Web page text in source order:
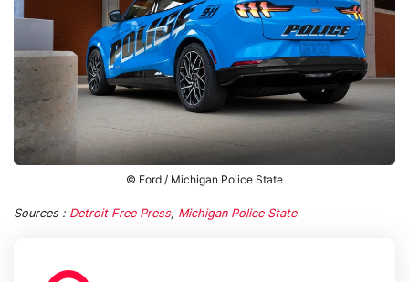
© Ford / Michigan Police State
Sources : Detroit Free Press, Michigan Police State